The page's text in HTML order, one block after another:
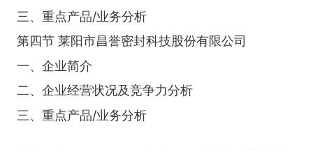
三、重点产品/业务分析
第四节 莱阳市昌誉密封科技股份有限公司
一、企业简介
二、企业经营状况及竞争力分析
三、重点产品/业务分析